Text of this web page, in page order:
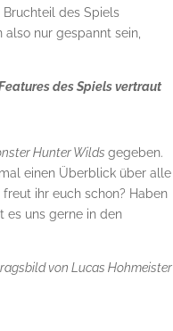
des Spiels
nur gespannt sein,
des Spiels vertraut
Hunter Wildsgegeben.
einen Überblick über alle
ihr euch schon? Haben
es uns gerne in den
von Lucas Hohmeister